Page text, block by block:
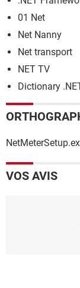
01 Net
Net Nanny
Net transport
NET TV
Dictionary
VOS AVIS